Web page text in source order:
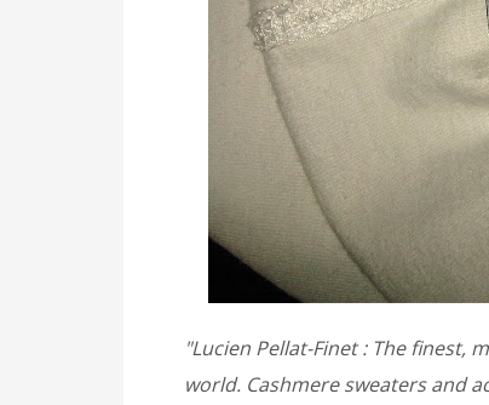
"Lucien Pellat-Finet : The finest,
world. Cashmere sweaters and